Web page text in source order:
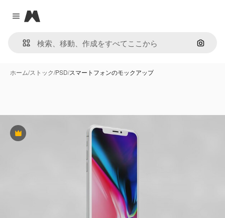
Close menu
Magnific
画像で
ホーム/ストック/PSD/スマートフォンのモックアップ
Premium